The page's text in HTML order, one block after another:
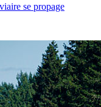
se propage